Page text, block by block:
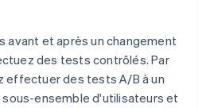
avant et après un changement
des tests contrôlés. Par
effectuer des tests A/B à un
sous-ensemble d'utilisateurs et